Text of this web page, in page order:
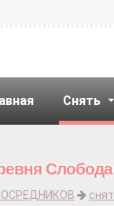
Снять